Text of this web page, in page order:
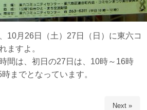
10月26日（土）27日（日）に東六コ
ますよ。
間は、初日の27日は、10時～16時
までとなっています。
Next »